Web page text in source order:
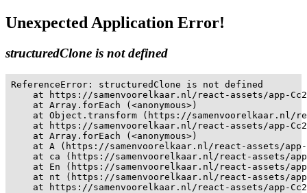
Unexpected Application Error!
structuredClone is not defined
ReferenceError: structuredClone is not defined
at https://samenvoorelkaar.nl/react-assets/app-
    at Array.forEach (<anonymous>)
at Object.transform (https://samenvoorelkaar.nl/
at https://samenvoorelkaar.nl/react-assets/app-
    at Array.forEach (<anonymous>)
at A (https://samenvoorelkaar.nl/react-assets/
at ca (https://samenvoorelkaar.nl/react-assets/
at En (https://samenvoorelkaar.nl/react-assets/
at nt (https://samenvoorelkaar.nl/react-assets/
at https://samenvoorelkaar.nl/react-assets/app-